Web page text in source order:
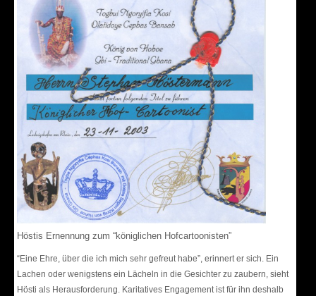
Höstis Ernennung zum “königlichen Hofcartoonisten”
“Eine Ehre, über die ich mich sehr gefreut habe”, erinnert er sich. Ein
Lachen oder wenigstens ein Lächeln in die Gesichter zu zaubern, sieht
Hösti als Herausforderung. Karitatives Engagement ist für ihn deshalb